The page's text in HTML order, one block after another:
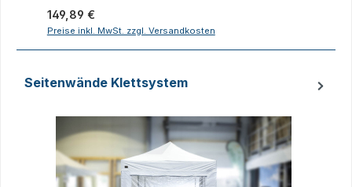
Regulärer Preis:
149,89 €
Preise inkl. MwSt. zzgl. Versandkosten
Seitenwände Klettsystem